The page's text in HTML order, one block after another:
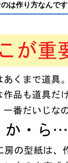
は作り方なんです